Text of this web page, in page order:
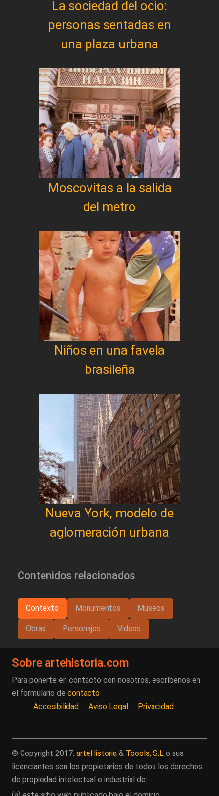
La sociedad del ocio:
personas sentadas en
una plaza urbana
Moscovitas a la salida
del metro
Niños en una favela
brasileña
Nueva York, modelo de
aglomeración urbana
Contenidos relacionados
Contexto Monumentos Museos
Obras Personajes Videos
Sobre artehistoria.com
Para ponerte en contacto con nosotros, escríbenos en
el formulario de contacto
Accesibilidad
Aviso Legal Privacidad
© Copyright 2017. arteHistoria & Toools, S.L o sus
licenciantes son los propietarios de todos los derechos
de propiedad intelectual e industrial de: